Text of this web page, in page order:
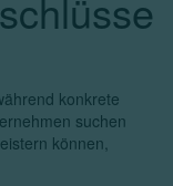
konkrete
suchen
können,